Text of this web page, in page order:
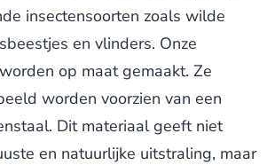
insectensoorten zoals wilde
en vlinders. Onze
op maat gemaakt. Ze
worden voorzien van een
Dit materiaal geeft niet
en natuurlijke uitstraling, maar